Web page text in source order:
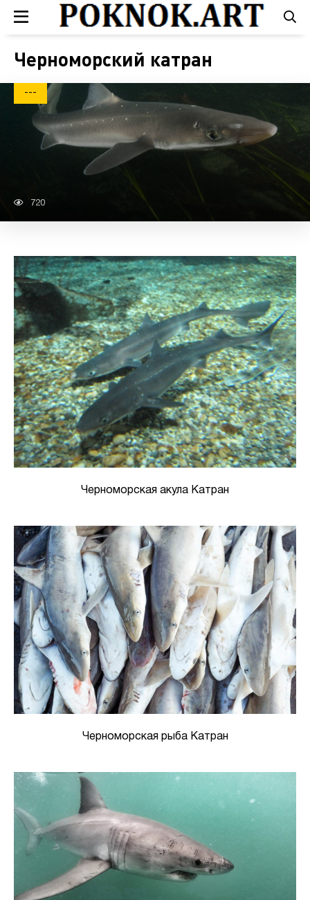
Черноморский катран
---
720
Черноморская акула Катран
Черноморская рыба Катран